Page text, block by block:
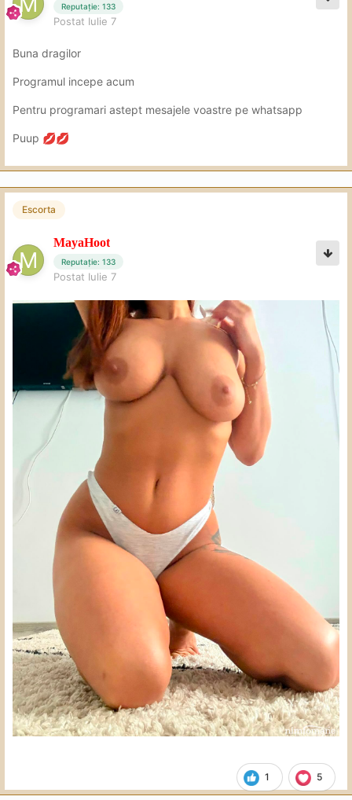
Reputație: 133
Postat Iulie 7
Buna dragilor
Programul incepe acum
Pentru programari astept mesajele voastre pe whatsapp
Puup 💋💋
Escorta
MayaHoot
Reputație: 133
Postat Iulie 7
1 5